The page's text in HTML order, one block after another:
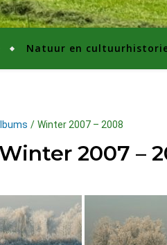
Natuur en
/ Winter 2007 – 2008
2007 –